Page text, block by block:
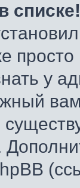
списке!
у